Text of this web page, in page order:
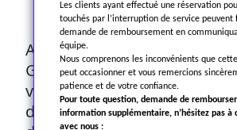
À PROPOS
Autobus La Québécoise fait
Groupe La Québécoise,
vingtaine de sociétés actives
domaine du transport
Les clients ayant effectué une réservation
touchés par l’interruption de service peuvent
demande de remboursement en
équipe.
Nous comprenons les inconvénients que
peut occasionner et vous remercions
patience et de votre confiance.
Pour toute question, demande de
information supplémentaire, n’hésitez pas à
avec nous :